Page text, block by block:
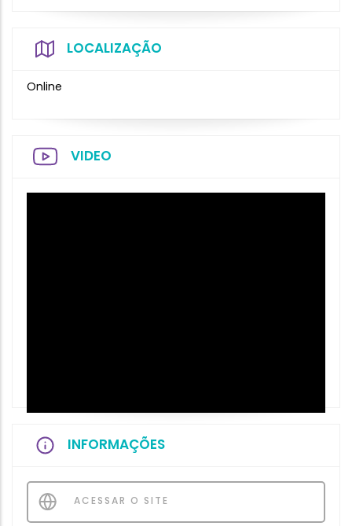
LOCALIZAÇÃO
Online
VIDEO
INFORMAÇÕES
ACESSAR O SITE